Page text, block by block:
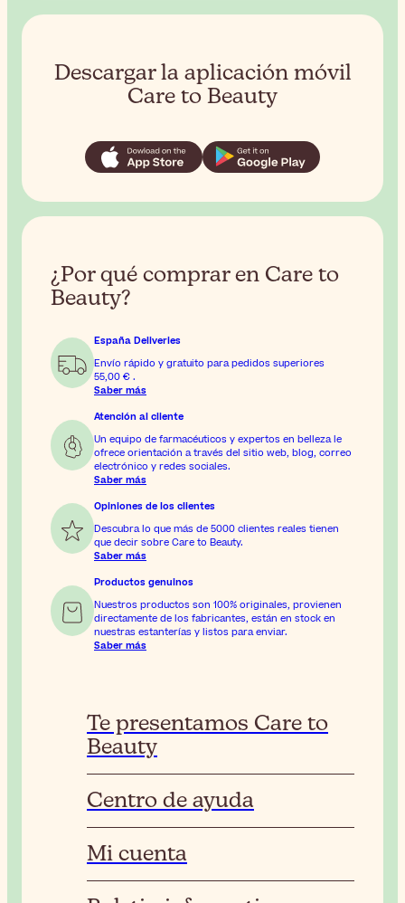
Descargar la aplicación móvil
Care to Beauty
¿Por qué comprar en Care to
Beauty?
España Deliveries
Envío rápido y gratuito para pedidos superiores
55,00 € .
Saber más
Atención al cliente
Un equipo de farmacéuticos y expertos en belleza le
ofrece orientación a través del sitio web, blog, correo
electrónico y redes sociales.
Saber más
Opiniones de los clientes
Descubra lo que más de 5000 clientes reales tienen
que decir sobre Care to Beauty.
Saber más
Productos genuinos
Nuestros productos son 100% originales, provienen
directamente de los fabricantes, están en stock en
nuestras estanterías y listos para enviar.
Saber más
Te presentamos Care to
Beauty
Centro de ayuda
Mi cuenta